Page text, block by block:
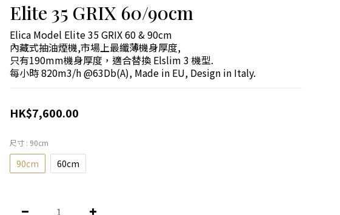
Elite 35 GRIX 60/90cm
Elica Model Elite 35 GRIX 60 & 90cm
內藏式抽油煙機,市場上最纖薄機身厚度,
只有190mm機身厚度，適合替換 Elslim 3 機型.
每小時 820m3/h @63Db(A), Made in EU, Design in Italy.
HK$7,600.00
尺寸 : 90cm
90cm 60cm